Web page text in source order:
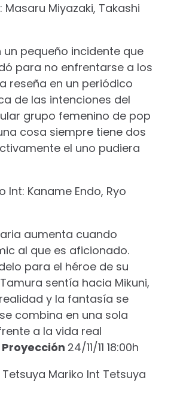
Masaru Miyazaki, Takashi
pequeño incidente que
para no enfrentarse a los
reseña en un periódico
de las intenciones del
grupo femenino de pop
cosa siempre tiene dos
el uno pudiera
Int: Kaname Endo, Ryo
aumenta cuando
al que es aficionado.
para el héroe de su
sentía hacia Mikuni,
y la fantasía se
combina en una sola
a la vida real
Proyección 24/11/11 18:00h
Mariko Int Tetsuya